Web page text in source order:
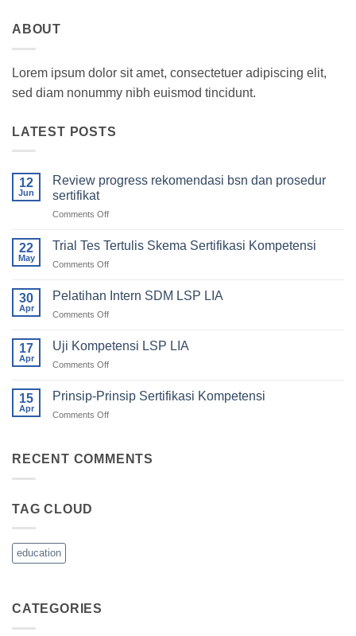
ABOUT
Lorem ipsum dolor sit amet, consectetuer adipiscing elit,
sed diam nonummy nibh euismod tincidunt.
LATEST POSTS
12
Jun
Review progress rekomendasi bsn dan prosedur
sertifikat
Comments Off
progress
prosedur
22
May
Trial Tes Tertulis Skema Sertifikasi Kompetensi
Comments Off
Tes
Kompetensi
30
Apr
Pelatihan Intern SDM LSP LIA
Comments Off
Intern
17
Apr
Uji Kompetensi LSP LIA
Comments Off
Kompetensi
15
Apr
Prinsip-Prinsip Sertifikasi Kompetensi
Comments Off
Sertifikasi
RECENT COMMENTS
TAG CLOUD
education
CATEGORIES